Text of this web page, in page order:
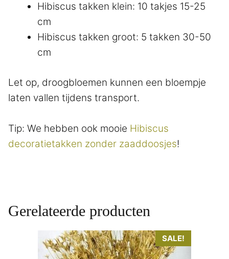
Hibiscus takken klein: 10 takjes 15-25
cm
Hibiscus takken groot: 5 takken 30-50
cm
Let op, droogbloemen kunnen een bloempje
laten vallen tijdens transport.
Tip: We hebben ook mooie Hibiscus
decoratietakken zonder zaaddoosjes!
Gerelateerde producten
SALE!